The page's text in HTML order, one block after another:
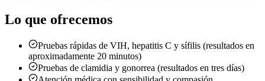
Lo que ofrecemos
Pruebas rápidas de VIH, hepatitis C y sífilis (resultados en
aproximadamente 20 minutos)
Pruebas de clamidia y gonorrea (resultados en tres días)